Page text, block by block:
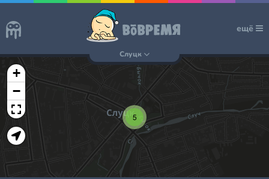
ещё
Слуцк
5
+
−